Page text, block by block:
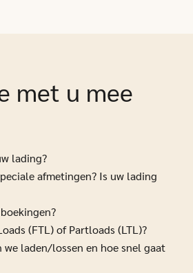
met u mee
lading?
afmetingen? Is uw lading
(FTL) of Partloads (LTL)?
we laden/lossen en hoe snel gaat